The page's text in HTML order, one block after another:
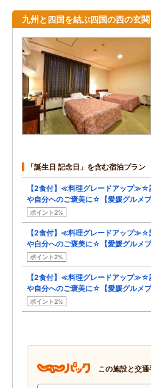
九州と四国を結ぶ四国の西の玄
「誕生日 記念日」を含む宿泊プラン
【2食付】≪料理グレードアップ≫☆
や自分へのご褒美に☆【愛媛グルメプ
ポイント2%
【2食付】≪料理グレードアップ≫☆
や自分へのご褒美に☆【愛媛グルメプ
ポイント2%
【2食付】≪料理グレードアップ≫☆
や自分へのご褒美に☆【愛媛グルメプ
ポイント2%
この施設と交